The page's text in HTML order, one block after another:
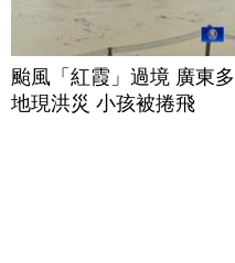
颱風「紅霞」過境 廣東多
地現洪災 小孩被捲飛